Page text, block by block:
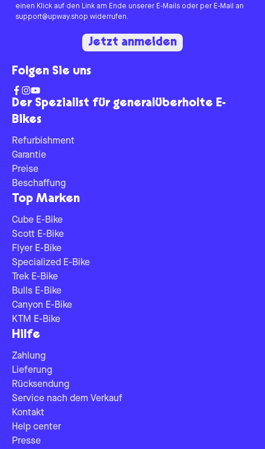
Der Spezialist für generalüberholte E-
Bikes
Refurbishment
Garantie
Preise
Beschaffung
Top Marken
Cube E-Bike
Scott E-Bike
Flyer E-Bike
Specialized E-Bike
Trek E-Bike
Bulls E-Bike
Canyon E-Bike
KTM E-Bike
Hilfe
Zahlung
Lieferung
Rücksendung
Service nach dem Verkauf
Kontakt
Help center
Presse
einen Klick auf den Link am Ende unserer E-Mails oder per E-Mail an
support@upway.shop widerrufen.
Jetzt anmelden
Folgen Sie uns